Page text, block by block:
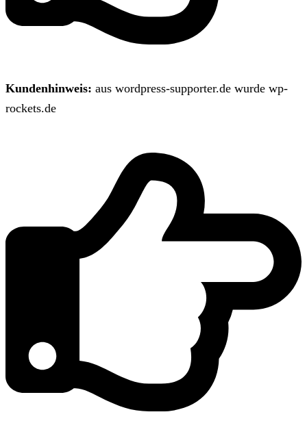
Kundenhinweis: aus wordpress-supporter.de wurde wp-
rockets.de